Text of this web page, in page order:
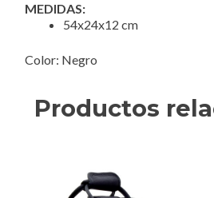
MEDIDAS:
54x24x12 cm
Color: Negro
Productos